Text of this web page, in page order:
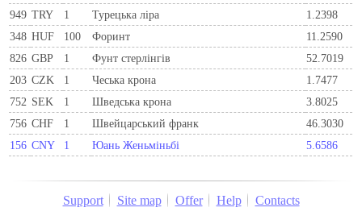
949 TRY 1 Турецька ліра
1.2398
348 HUF 100 Форинт
11.2590
826 GBP 1 Фунт стерлінгів
52.7019
203 CZK 1 Чеська крона
1.7477
752 SEK 1 Шведська крона
3.8025
756 CHF 1 Швейцарський франк
46.3030
156 CNY 1 Юань Женьміньбі 5.6586
Support Site map Offer Help Contacts